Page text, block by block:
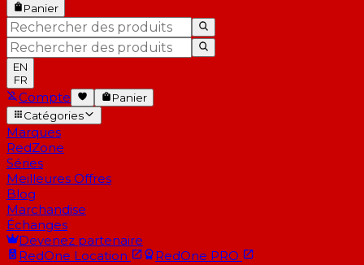
Panier
EN
FR
Compte
Panier
Catégories
Marques
RedZone
Séries
Meilleures Offres
Blog
Marchandise
Échanges
Devenez partenaire
RedOne Location RedOne PRO